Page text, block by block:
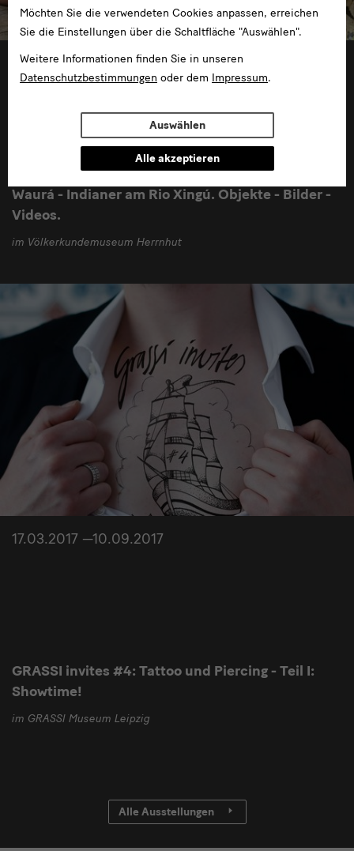
22.04.2015 —23.08.2015
Waurá - Indianer am Rio Xingú. Objekte - Bilder -
Videos.
im Völkerkundemuseum Herrnhut
17.03.2017 —10.09.2017
GRASSI invites #4: Tattoo und Piercing - Teil I:
Showtime!
im GRASSI Museum Leipzig
Alle Ausstellungen
Möchten Sie die verwendeten Cookies anpassen, erreichen
Sie die Einstellungen über die Schaltfläche "Auswählen".
Weitere Informationen finden Sie in unseren
Datenschutzbestimmungen oder dem Impressum.
Auswählen
Alle akzeptieren